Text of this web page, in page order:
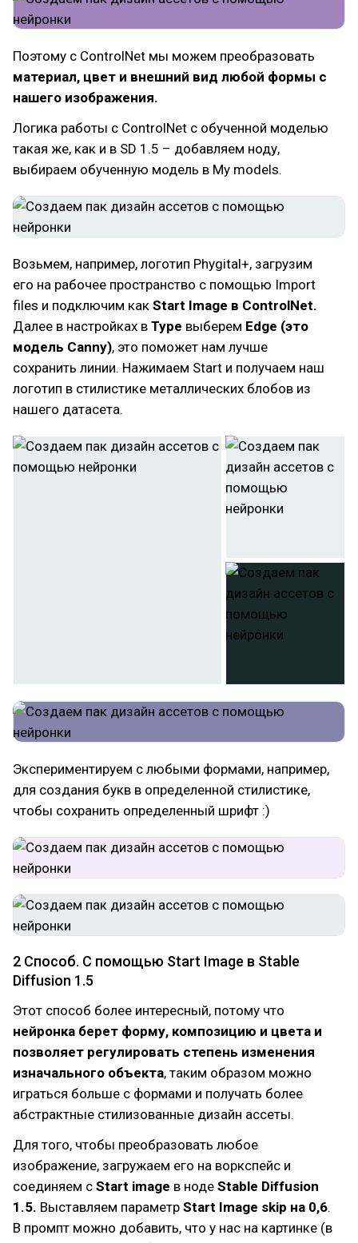
Поэтому с ControlNet мы можем преобразовать
материал, цвет и внешний вид любой формы с
нашего изображения.
Логика работы с ControlNet с обученной моделью
такая же, как и в SD 1.5 – добавляем ноду,
выбираем обученную модель в My models.
Возьмем, например, логотип Phygital+, загрузим
его на рабочее пространство с помощью Import
files и подключим как Start Image в ControlNet.
Далее в настройках в Type выберем Edge (это
модель Canny), это поможет нам лучше
сохранить линии. Нажимаем Start и получаем наш
логотип в стилистике металлических блобов из
нашего датасета.
Экспериментируем с любыми формами, например,
для создания букв в определенной стилистике,
чтобы сохранить определенный шрифт :)
2 Способ. С помощью Start Image в Stable
Diffusion 1.5
Этот способ более интересный, потому что
нейронка берет форму, композицию и цвета и
позволяет регулировать степень изменения
изначального объекта, таким образом можно
играться больше с формами и получать более
абстрактные стилизованные дизайн ассеты.
Для того, чтобы преобразовать любое
изображение, загружаем его на воркспейс и
соединяем с Start image в ноде Stable Diffusion
1.5. Выставляем параметр Start Image skip на 0,6.
В промпт можно добавить, что у нас на картинке (в